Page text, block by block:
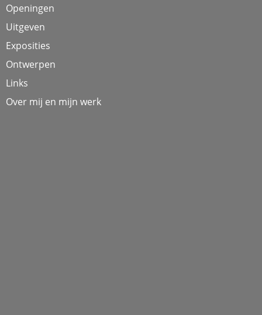
Openingen
Uitgeven
Exposities
Ontwerpen
Links
Over mij en mijn werk